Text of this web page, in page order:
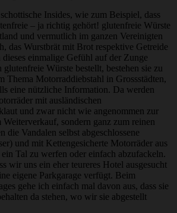
Insides, wie zum Beispiel, dass
– ja richtig gehört! glutenfreie Würste
und vermutlich im ganzen Vereinigten
das Wurstbrät mit Brot respektive Getreide
dieses einmalige Gefühl auf der Zunge
Würste bestellt, bestehen sie zu
Thema Motorraddiebstahl in Grossstädten,
eine nützliche Information. Da werden
mit ausländischen
und zwar nicht wie angenommen zur
sondern ganz zum reinen
die Vandalen selbst abgeschlossene
und mit Kettengesicherte Motorräder aus
Tal zu werfen oder einfach abzufackeln.
wir uns ein eher teureres Hotel ausgesucht
eigene Parkgarage verfügt. Beim
gehe ich einfach mal davon aus, dass sie
da stehen, wo wir sie abgestellt